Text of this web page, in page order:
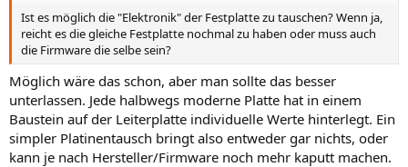
Ist es möglich die "Elektronik" der Festplatte zu tauschen? Wenn ja,
reicht es die gleiche Festplatte nochmal zu haben oder muss auch
die Firmware die selbe sein?
Möglich wäre das schon, aber man sollte das besser
unterlassen. Jede halbwegs moderne Platte hat in einem
Baustein auf der Leiterplatte individuelle Werte hinterlegt. Ein
simpler Platinentausch bringt also entweder gar nichts, oder
kann je nach Hersteller/Firmware noch mehr kaputt machen.